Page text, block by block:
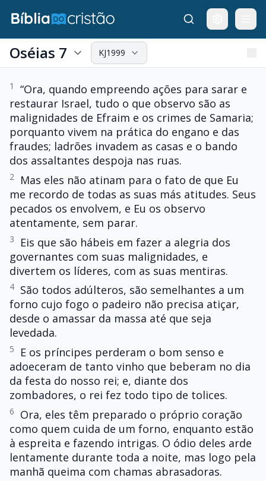
Oséias 7 KJ1999
1
“Ora, quando empreendo ações para sarar e
restaurar Israel, tudo o que observo são as
malignidades de Efraim e os crimes de Samaria;
porquanto vivem na prática do engano e das
fraudes; ladrões invadem as casas e o bando
dos assaltantes despoja nas ruas.
2
Mas eles não atinam para o fato de que Eu
me recordo de todas as suas más atitudes. Seus
pecados os envolvem, e Eu os observo
atentamente, sem parar.
3
Eis que são hábeis em fazer a alegria dos
governantes com suas malignidades, e
divertem os líderes, com as suas mentiras.
4 São todos adúlteros, são semelhantes a um
forno cujo fogo o padeiro não precisa atiçar,
desde o amassar da massa até que seja
levedada.
5
E os príncipes perderam o bom senso e
adoeceram de tanto vinho que beberam no dia
da festa do nosso rei; e, diante dos
zombadores, o rei fez todo tipo de tolices.
6
Ora, eles têm preparado o próprio coração
como quem cuida de um forno, enquanto estão
à espreita e fazendo intrigas. O ódio deles arde
lentamente durante toda a noite, mas logo pela
manhã queima com chamas abrasadoras.